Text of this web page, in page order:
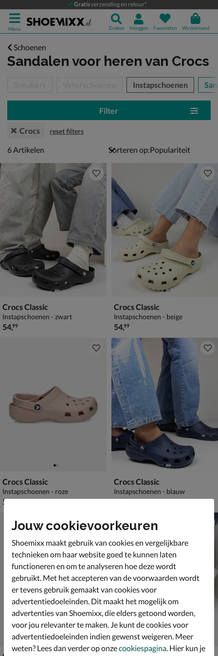
Gratisverzending en retour*
Menu Zoeken Inloggen Favorieten Winkelmand
Schoenen
Sandalen voor heren van Crocs
Instapschoenen
Filter
Crocs reset filters
6 artikelen
6Artikelen Sorteren op:
Crocs Classic
Instapschoenen - zwart
€ 54,99
54,99
Crocs Classic
Instapschoenen - beige
€ 54,99
54,99
Crocs Classic
Instapschoenen - roze
€ 54,99
54,99
Crocs Classic
Instapschoenen - blauw
€ 54,99
54,99
Jouw cookievoorkeuren
Shoemixx maakt gebruik van cookies en vergelijkbare
technieken om haar website goed te kunnen laten
functioneren en om te analyseren hoe deze wordt
gebruikt. Met het accepteren van de voorwaarden wordt
er tevens gebruik gemaakt van cookies voor
advertentiedoeleinden. Dit maakt het mogelijk om
advertenties van Shoemixx, die elders getoond worden,
voor jou relevanter te maken. Je kunt de cookies voor
advertentiedoeleinden indien gewenst weigeren. Meer
weten? Lees dan verder op onzecookiespagina. Hier kun je